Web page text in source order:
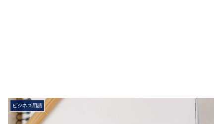
ビジネス用語